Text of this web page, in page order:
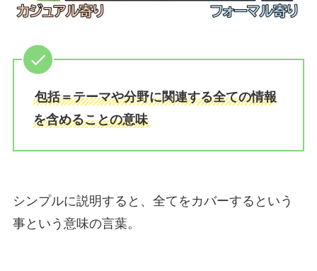
包括＝テーマや分野に関連する全ての情報
を含めることの意味
シンプルに説明すると、全てをカバーするという
事という意味の言葉。